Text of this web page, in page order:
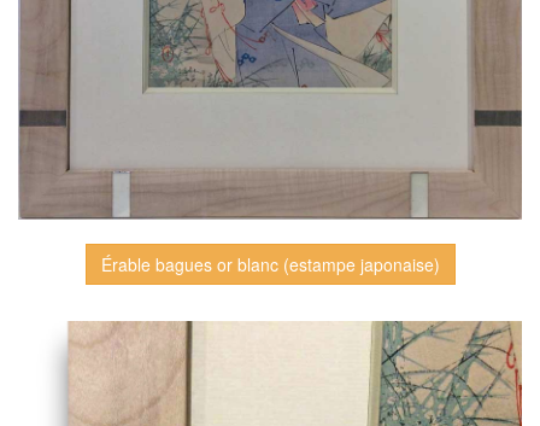
Érable bagues or blanc (estampe japonaise)